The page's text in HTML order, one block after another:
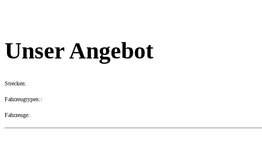
Unser Angebot
Strecken:
Fahrzeugtypen::
Fahrzeuge: